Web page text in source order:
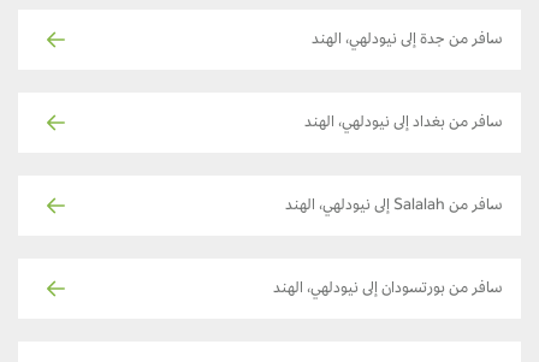
سافر من جدة إلى نيودلهي، الهند
سافر من بغداد إلى نيودلهي، الهند
سافر من Salalah إلى نيودلهي، الهند
سافر من بورتسودان إلى نيودلهي، الهند